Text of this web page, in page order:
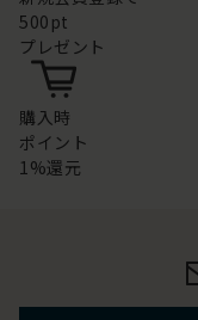
500pt
プレゼント
購入時
ポイント
1%還元